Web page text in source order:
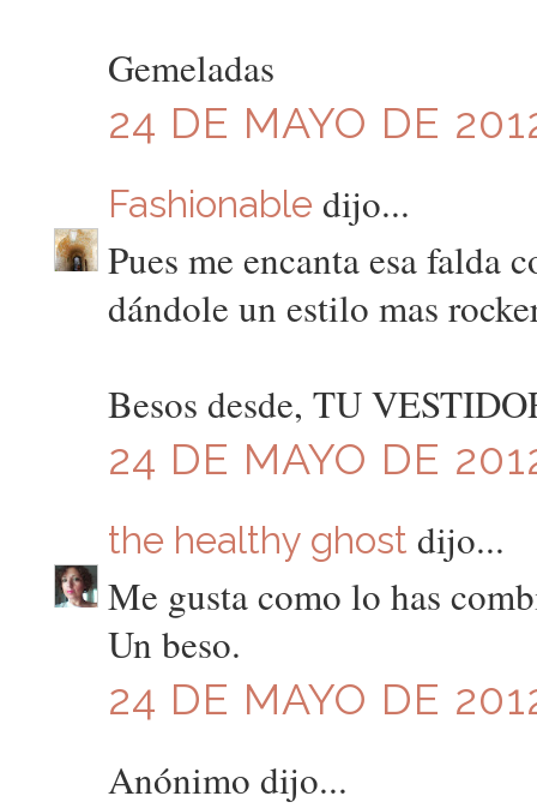
Gemeladas
24 DE MAYO DE
Fashionable dijo...
Pues me encanta esa falda
dándole un estilo mas
Besos desde, TU
24 DE MAYO DE
the healthy ghost dijo...
Me gusta como lo has
Un beso.
24 DE MAYO DE
Anónimo dijo...